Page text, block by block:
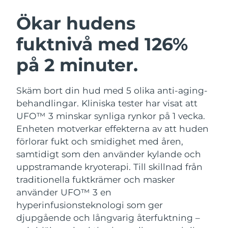
Ökar hudens
fuktnivå med 126%
på 2 minuter.
Skäm bort din hud med 5 olika anti-aging-
behandlingar. Kliniska tester har visat att
UFO™ 3 minskar synliga rynkor på 1 vecka.
Enheten motverkar effekterna av att huden
förlorar fukt och smidighet med åren,
samtidigt som den använder kylande och
uppstramande kryoterapi. Till skillnad från
traditionella fuktkrämer och masker
använder UFO™ 3 en
hyperinfusionsteknologi som ger
djupgående och långvarig återfuktning –
Ansiktsrengöring
Anti-aging massage
LUNA™ 4 Plus
Massage, LED heating
LUNA™ 4 Men
For men, anti-aging massage
Ansiktslyft
Microcurrent toning
BEAR™ 2 go
Microcurrent toning on-the-go
BEAR™ 2 eyes & lips
Microcurrent line smoothing device
Återfuktning
UFO™ 3-paket
Deep facial hydration
UFO™ 3 LED
Near-infrared and red light therapy
device
Munvård
issa™ 4
Hybrid silicone sonic toothbrush
issa™ 4 plus
Smart hybrid silicone sonic toothbrush
FAQ™ ANTI-AGING-BEHANDLING
Anti-aging LED-behandlingar
NEW
Österrike
Bahrain Förväntad leverans
Belgien Förväntad leverans
Bermuda Förväntad leverans8/15/26
Bosnien och
Hercegovina
Förväntad leverans8/12/26
Brunei Förväntad leverans
Bulgarien Förväntad leverans8/9/26
Kanada
Chile Förväntad leverans8/13/26